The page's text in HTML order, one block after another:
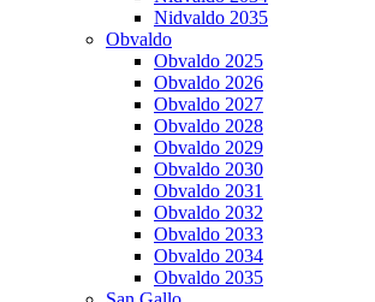
Nidvaldo 2035
Obvaldo
Obvaldo 2025
Obvaldo 2026
Obvaldo 2027
Obvaldo 2028
Obvaldo 2029
Obvaldo 2030
Obvaldo 2031
Obvaldo 2032
Obvaldo 2033
Obvaldo 2034
Obvaldo 2035